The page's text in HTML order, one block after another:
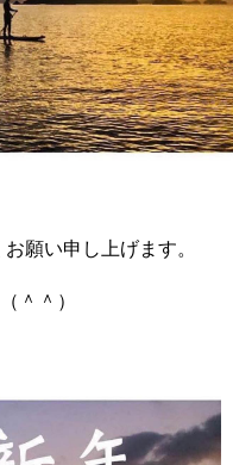
願い申し上げます。
＾＾）